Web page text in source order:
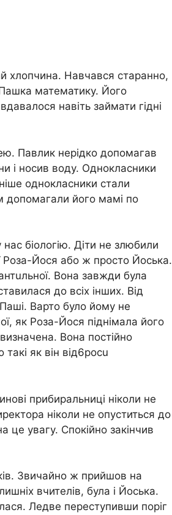
хлопчина. Навчався старанно,
математику. Його
навіть займати гідні
Павлик нерідко допомагав
і носив воду. Однокласники
однокласники стали
допомагали його мамі по
біологію. Діти не злюбили
Роза-Йося або ж просто Йоська.
Вона завжди була
до всіх інших. Від
Варто було йому не
як Роза-Йося піднімала його
Вона постійно
як він вiд6poсu
прибиральниці ніколи не
ніколи не опуститься до
це увагу. Спокійно закінчив
Звичайно ж прийшов на
вчителів, була і Йоська.
Ледве переступивши поріг